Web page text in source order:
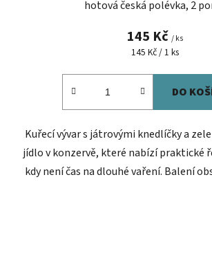
hotová česká polévka, 2
145 Kč / ks
Měrná
145 Kč / 1 ks
DO
Kuřecí vývar s játrovými knedlíčky a
jídlo v konzervě, které nabízí praktické
kdy není čas na dlouhé vaření. Balení